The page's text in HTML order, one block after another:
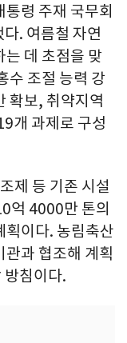
령 주재 국무회
. 여름철 자연
데 초점을 맞
수 조절 능력 강
확보, 취약지역
개 과제로 구성
제 등 기존 시설
억 4000만 톤의
획이다. 농림축산
과 협조해 계획
방침이다.